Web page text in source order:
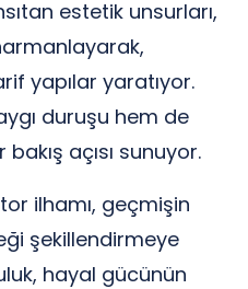
estetik unsurları,
yapılar yaratıyor.
duruşu hem de
açısı sunuyor.
ilhamı, geçmişin
şekillendirmeye
hayal gücünün